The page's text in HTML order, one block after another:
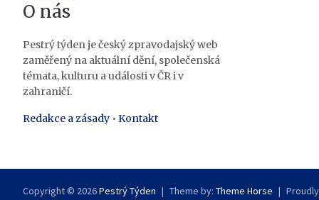
O nás
Pestrý týden je český zpravodajský web
zaměřený na aktuální dění, společenská
témata, kulturu a události v ČR i v
zahraničí.
Redakce a zásady • Kontakt
Copyright © 2026Pestrý Týden Theme by: Theme Horse